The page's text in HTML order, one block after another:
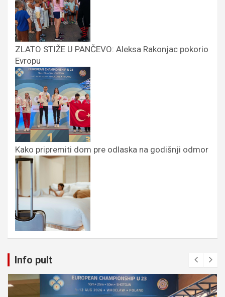
ZLATO STIŽE U PANČEVO: Aleksa Rakonjac pokorio
Evropu
Kako pripremiti dom pre odlaska na godišnji odmor
Info pult